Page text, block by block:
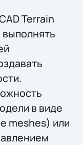
Terrain
в виде
meshes) или